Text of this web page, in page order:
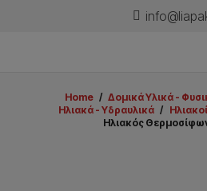
Home / Δομικά Υλικά -
Ηλιακά - Υδραυλικά /
Ηλιακός